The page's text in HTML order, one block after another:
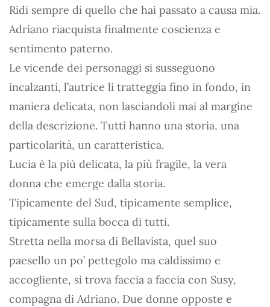
Ridi sempre di quello che hai passato a causa mia.
Adriano riacquista finalmente coscienza e
sentimento paterno.
Le vicende dei personaggi si susseguono
incalzanti, l’autrice li tratteggia fino in fondo, in
maniera delicata, non lasciandoli mai al margine
della descrizione. Tutti hanno una storia, una
particolarità, un caratteristica.
Lucia è la più delicata, la più fragile, la vera
donna che emerge dalla storia.
Tipicamente del Sud, tipicamente semplice,
tipicamente sulla bocca di tutti.
Stretta nella morsa di Bellavista, quel suo
paesello un po’ pettegolo ma caldissimo e
accogliente, si trova faccia a faccia con Susy,
compagna di Adriano. Due donne opposte e